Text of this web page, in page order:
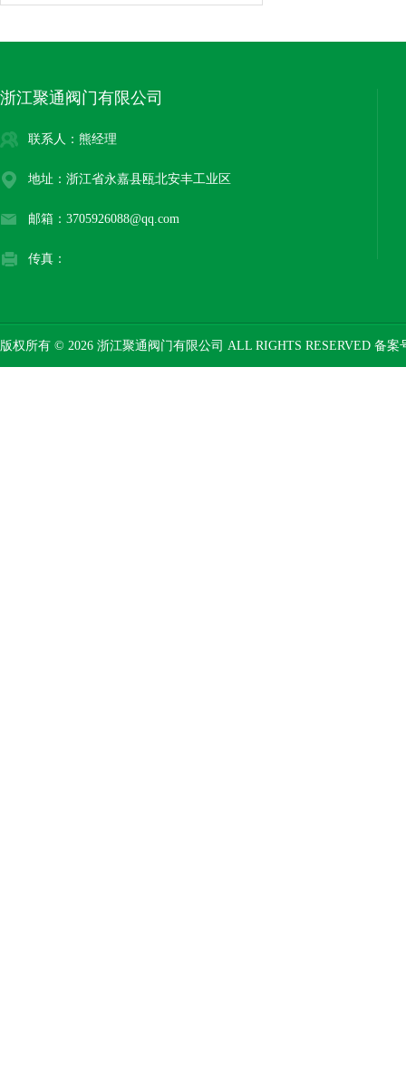
浙江聚通阀门有限公司
联系人：熊经理
地址：浙江省永嘉县瓯北安丰工业区
邮箱：3705926088@qq.com
传真：
版权所有 © 2026 浙江聚通阀门有限公司 ALL RIGHTS RESERVED 备案